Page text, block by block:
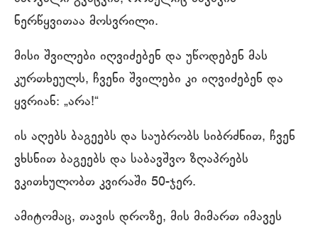
ნერწყვითაა მოსვრილი.
მისი შვილები იღვიძებენ და უწოდებენ მას
კურთხეულს, ჩვენი შვილები კი იღვიძებენ და
ყვრიან: „არა!“
ის აღებს ბაგეებს და საუბრობს სიბრძნით, ჩვენ
ვხსნით ბაგეებს და საბავშვო ზღაპრებს
ვკითხულობთ კვირაში 50-ჯერ.
ამიტომაც, თავის დროზე, მის მიმართ იმავეს